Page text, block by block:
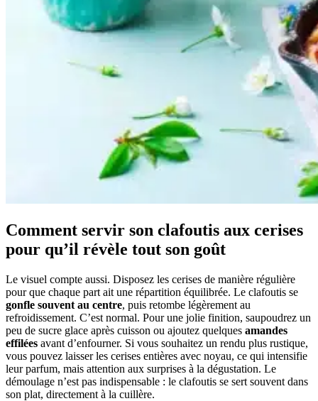
Comment servir son clafoutis aux cerises
pour qu’il révèle tout son goût
Le visuel compte aussi. Disposez les cerises de manière régulière
pour que chaque part ait une répartition équilibrée. Le clafoutis se
gonfle souvent au centre, puis retombe légèrement au
refroidissement. C’est normal. Pour une jolie finition, saupoudrez un
peu de sucre glace après cuisson ou ajoutez quelques amandes
effilées avant d’enfourner. Si vous souhaitez un rendu plus rustique,
vous pouvez laisser les cerises entières avec noyau, ce qui intensifie
leur parfum, mais attention aux surprises à la dégustation. Le
démoulage n’est pas indispensable : le clafoutis se sert souvent dans
son plat, directement à la cuillère.